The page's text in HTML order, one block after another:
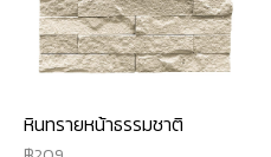
หินทรายหน้าธรรมชาติ